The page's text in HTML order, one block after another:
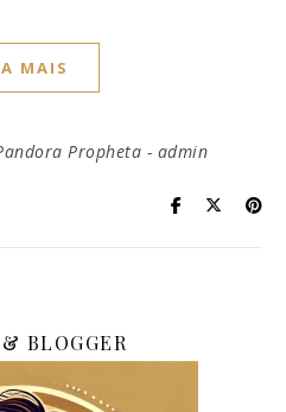
MAIS
Propheta - admin
BLOGGER